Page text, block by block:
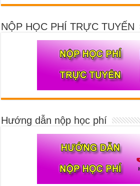
NỘP HỌC PHÍ TRỰC TUYẾN
Hướng dẫn nộp học phí